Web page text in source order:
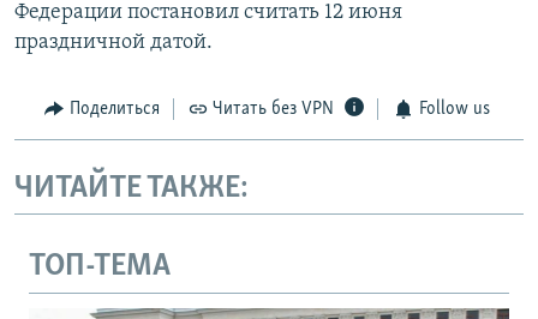
Федерации постановил считать 12 июня
праздничной датой.
Поделиться Читать без VPN Follow us
ЧИТАЙТЕ ТАКЖЕ:
ТОП-ТЕМА